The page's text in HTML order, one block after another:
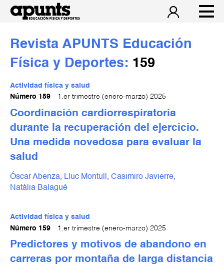
Revista APUNTS Educación
Física y Deportes: 159
Actividad física y salud
Número 159
1.er trimestre (enero-marzo) 2025
Coordinación cardiorrespiratoria
durante la recuperación del ejercicio.
Una medida novedosa para evaluar la
salud
Óscar Abenza, Lluc Montull, Casimiro Javierre,
Natàlia Balagué
Actividad física y salud
Número 159
1.er trimestre (enero-marzo) 2025
Predictores y motivos de abandono en
carreras por montaña de larga distancia